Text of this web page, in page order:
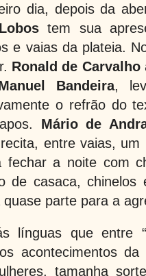
dia, depois da
tem sua
e vaias da plateia.
Ronald de Carvalho
Bandeira,
o refrão do
Mário de
entre vaias,
fechar a noite com
de casaca, chinelos
quase parte para a
línguas que entre
acontecimentos
tamanha